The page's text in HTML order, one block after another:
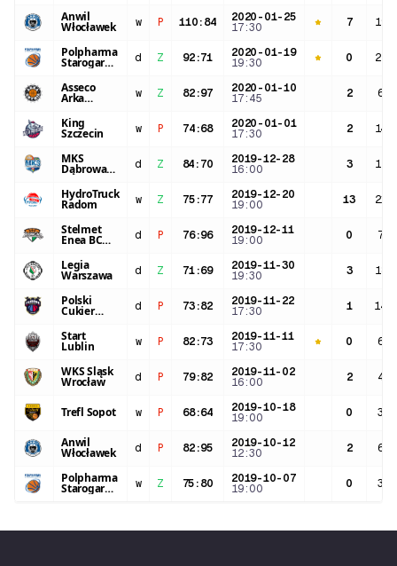
Anwil
Włocławek w P 110 : 84
2020-01-25
17:30
7
Polpharma
Starogard
Gdański
d Z 92:71
2020-01-19
19:30
0
Asseco
Arka w Z 82:97
2020-01-10
17:45
2
King
Szczecin w P 74:68
2020-01-01
17:30
2
MKS
Dąbrowa
Górnicza
d Z 84 : 70
2019-12-28
16:00
3
HydroTruck
Radom w Z 75:77
2019-12-20
19:00
13
Stelmet
Enea BC
Góra
d P 76:96
2019-12-11
19:00
0
Legia
Warszawa d Z 71:69
2019-11-30
19:30
3
Polski
Cukier d P 73:82
2019-11-22
17:30
1
Start
Lublin w P 82:73
2019-11-11
17:30
0
WKS Śląsk
Wrocław d P 79:82
2019-11-02
16:00
2
Trefl Sopot w P 68:64
2019-10-18
19:00
0
Anwil
Włocławek d P 82:95
2019-10-12
12:30
2
Polpharma
Starogard
Gdański
w Z 75 : 80
2019-10-07
19:00
0